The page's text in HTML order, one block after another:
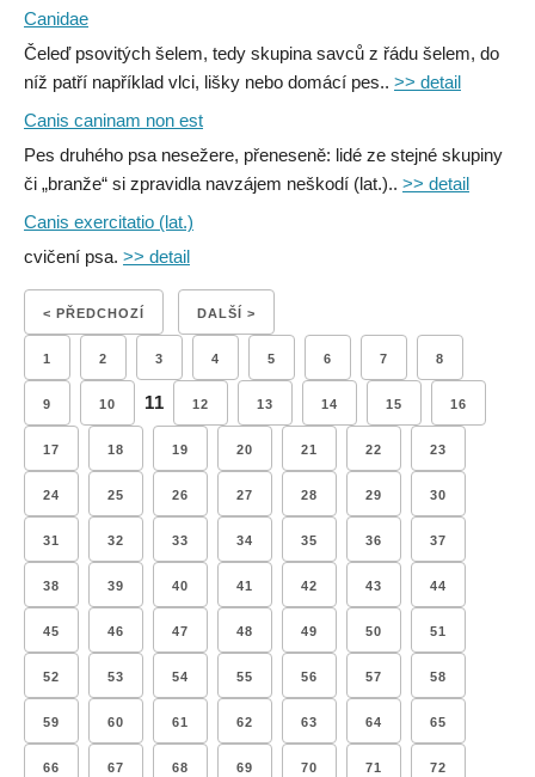
Canidae
Čeleď psovitých šelem, tedy skupina savců z řádu šelem, do
níž patří například vlci, lišky nebo domácí pes.. >> detail
Canis caninam non est
Pes druhého psa nesežere, přeneseně: lidé ze stejné skupiny
či „branže“ si zpravidla navzájem neškodí (lat.).. >> detail
Canis exercitatio (lat.)
cvičení psa. >> detail
< PŘEDCHOZÍ DALŠÍ >
1 2 3 4 5 6 7 8
9 10 11 12 13 14 15 16
17 18 19 20 21 22 23
24 25 26 27 28 29 30
31 32 33 34 35 36 37
38 39 40 41 42 43 44
45 46 47 48 49 50 51
52 53 54 55 56 57 58
59 60 61 62 63 64 65
66 67 68 69 70 71 72